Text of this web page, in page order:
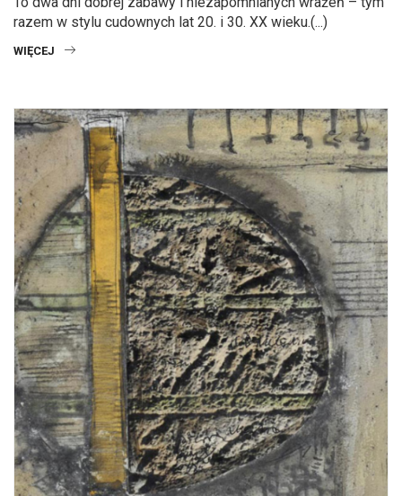
razem w stylu cudownych lat 20. i 30. XX wieku.(...)
WIĘCEJ